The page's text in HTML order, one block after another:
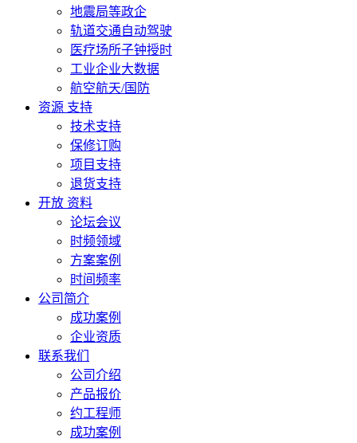
地震局等政企
轨道交通自动驾驶
医疗场所子钟授时
工业企业大数据
航空航天/国防
资源 支持
技术支持
保修订购
项目支持
退货支持
开放 资料
论坛会议
时频领域
方案案例
时间频率
公司简介
成功案例
企业资质
联系我们
公司介绍
产品报价
约工程师
成功案例